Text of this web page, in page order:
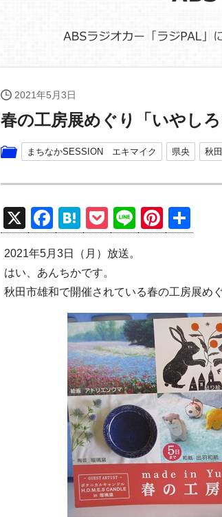
2021年5月3日
春の工房展めぐり「いやしろ
まちなかSESSION エキマイク 県央 秋
X
F
a
c
e
H
at
e
n
a
P
o
ck
et
Li
n
Pi
nt
e
st
有
2021年5月3日（月）放送。
はい、あんちかです。
秋田市雄和で開催されている春の工房展め